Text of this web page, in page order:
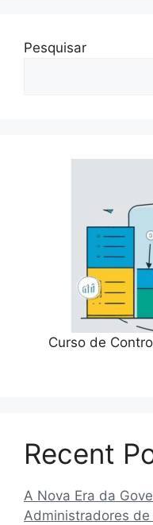
Pesquisar
Curso de
Recent
A Nova Era da
Administradores de